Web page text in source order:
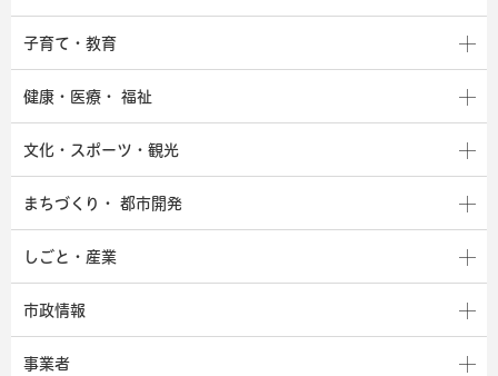
子育て・教育
健康・医療・ 福祉
文化・スポーツ・観光
まちづくり・ 都市開発
しごと・産業
市政情報
事業者